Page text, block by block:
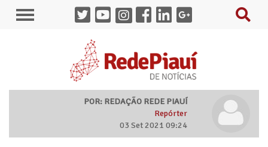
POR: REDAÇÃO REDE PIAUÍ
Repórter
03 Set 2021 09:24